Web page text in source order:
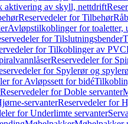
aktivering av skyll, nettdrift
Reservedeler for Tilbehør
Avløpstilkoblinger for toaletter,
for Tilslutningsbender
for Tilkoblinger av PVC
Reservedeler for
for Spylerør og
for Avløpssett for bidé
Reservedeler for Doble servanter
servanterReservedeler for
for Underlimte servanter